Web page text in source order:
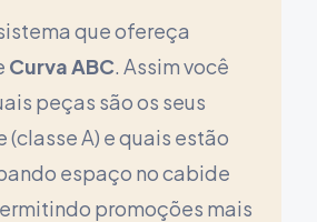
que ofereça
Curva ABC. Assim você
peças são os seus
A) e quais estão
espaço no cabide
promoções mais